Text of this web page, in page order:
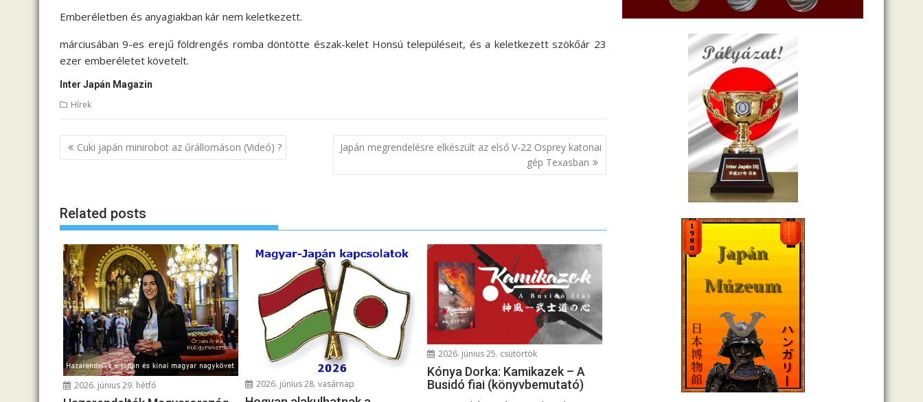
Emberéletben és anyagiakban kár nem keletkezett.
márciusában 9-es erejű földrengés romba döntötte észak-kelet Honsú településeit, és a keletkezett szökőár 23
ezer emberéletet követelt.
Inter Japán Magazin
Hírek
B
e
g
y
z
é
s
n
a
v
i
g
á
Cuki japán minirobot az űrállomáson (Videó) ?
Japán megrendelésre elkészült az első V-22 Osprey katonai
gép Texasban
Related posts
2026. június 29. hétfő 2026. június 28. vasárnap
2026. június 25. csütörtök
Kónya Dorka: Kamikazek – A
Busidó fiai (könyvbemutató)